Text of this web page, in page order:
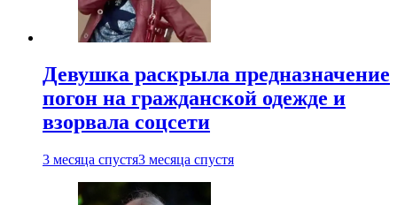
Девушка раскрыла предназначение
погон на гражданской одежде и
взорвала соцсети
3 месяца спустя3 месяца спустя